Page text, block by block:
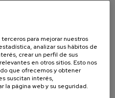
como:
vivienda rural (Gordexola,
(Llanera,
(Forest,
para mejorar nuestros
analizar sus hábitos de
crear un perfil de sus
en otros sitios. Esto nos
que ofrecemos y obtener
suscitan interés,
la página web y su seguridad.